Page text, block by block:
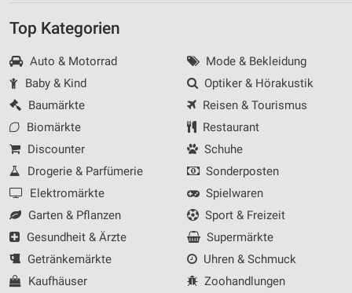
Top Kategorien
Auto & Motorrad
Baby & Kind
Baumärkte
Biomärkte
Discounter
Drogerie & Parfümerie
Elektromärkte
Garten & Pflanzen
Gesundheit & Ärzte
Getränkemärkte
Kaufhäuser
Mode & Bekleidung
Optiker & Hörakustik
Reisen & Tourismus
Restaurant
Schuhe
Sonderposten
Spielwaren
Sport & Freizeit
Supermärkte
Uhren & Schmuck
Zoohandlungen